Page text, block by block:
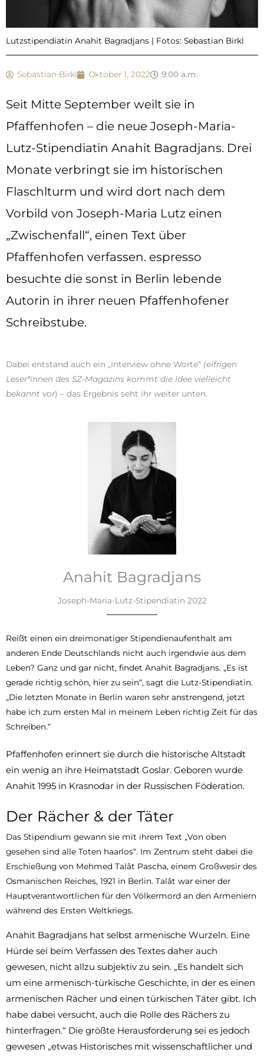
Lutzstipendiatin Anahit Bagradjans | Fotos: Sebastian Birkl
Sebastian Birkl Oktober 1, 2022 9:00 a.m.
Seit Mitte September weilt sie in
Pfaffenhofen – die neue Joseph-Maria-
Lutz-Stipendiatin Anahit Bagradjans. Drei
Monate verbringt sie im historischen
Flaschlturm und wird dort nach dem
Vorbild von Joseph-Maria Lutz einen
„Zwischenfall“, einen Text über
Pfaffenhofen verfassen. espresso
besuchte die sonst in Berlin lebende
Autorin in ihrer neuen Pfaffenhofener
Schreibstube.
Dabei entstand auch ein „Interview ohne Worte“ (eifrigen
Leser*innen des SZ-Magazins kommt die Idee vielleicht
bekannt vor) – das Ergebnis seht ihr weiter unten.
Anahit Bagradjans
Joseph-Maria-Lutz-Stipendiatin 2022
Reißt einen ein dreimonatiger Stipendienaufenthalt am
anderen Ende Deutschlands nicht auch irgendwie aus dem
Leben? Ganz und gar nicht, findet Anahit Bagradjans. „Es ist
gerade richtig schön, hier zu sein“, sagt die Lutz-Stipendiatin.
„Die letzten Monate in Berlin waren sehr anstrengend, jetzt
habe ich zum ersten Mal in meinem Leben richtig Zeit für das
Schreiben.“
Pfaffenhofen erinnert sie durch die historische Altstadt
ein wenig an ihre Heimatstadt Goslar. Geboren wurde
Anahit 1995 in Krasnodar in der Russischen Föderation.
Der Rächer & der Täter
Das Stipendium gewann sie mit ihrem Text „Von oben
gesehen sind alle Toten haarlos“. Im Zentrum steht dabei die
Erschießung von Mehmed Talât Pascha, einem Großwesir des
Osmanischen Reiches, 1921 in Berlin. Talât war einer der
Hauptverantwortlichen für den Völkermord an den Armeniern
während des Ersten Weltkriegs.
Anahit Bagradjans hat selbst armenische Wurzeln. Eine
Hürde sei beim Verfassen des Textes daher auch
gewesen, nicht allzu subjektiv zu sein. „Es handelt sich
um eine armenisch-türkische Geschichte, in der es einen
armenischen Rächer und einen türkischen Täter gibt. Ich
habe dabei versucht, auch die Rolle des Rächers zu
hinterfragen.“ Die größte Herausforderung sei es jedoch
gewesen „etwas Historisches mit wissenschaftlicher und